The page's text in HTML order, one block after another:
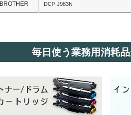
BROTHER DCP-J983N
毎日使う業務用消耗